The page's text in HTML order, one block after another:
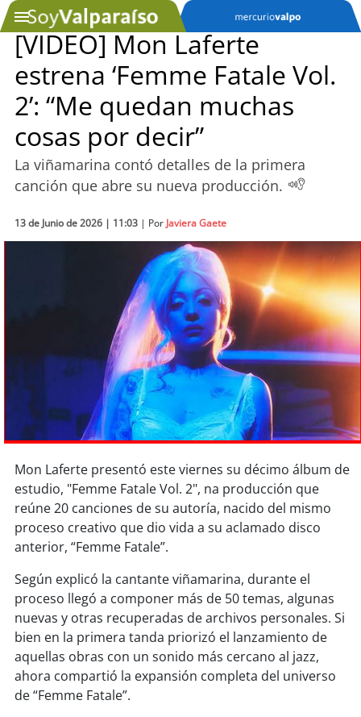
SOYTV
Podcast
Actualidad
Sostenibilidad
soychile
soyiquique
soycalama
soycopiapó
soy valparaíso
soy quillota
[VIDEO] Mon Laferte
estrena ‘Femme Fatale Vol.
2’: “Me quedan muchas
cosas por decir”
La viñamarina contó detalles de la primera
canción que abre su nueva producción.
13 de Junio de 2026 | 11:03 | Por Javiera Gaete
Mon Laferte presentó este viernes su décimo álbum de
estudio, "Femme Fatale Vol. 2", na producción que
reúne 20 canciones de su autoría, nacido del mismo
proceso creativo que dio vida a su aclamado disco
anterior, “Femme Fatale”.
Según explicó la cantante viñamarina, durante el
proceso llegó a componer más de 50 temas, algunas
nuevas y otras recuperadas de archivos personales. Si
bien en la primera tanda priorizó el lanzamiento de
aquellas obras con un sonido más cercano al jazz,
ahora compartió la expansión completa del universo
de “Femme Fatale”.